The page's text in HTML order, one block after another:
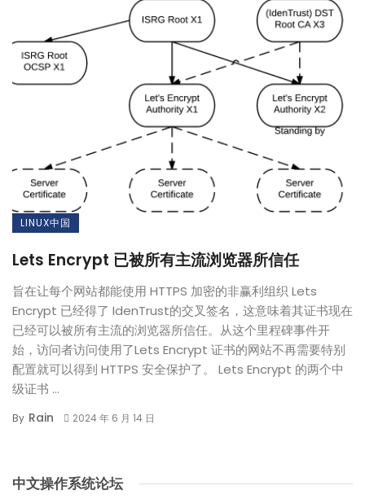
LINUX中国
Lets Encrypt 已被所有主流浏览器所信任
旨在让每个网站都能使用 HTTPS 加密的非赢利组织 Lets
Encrypt 已经得了 IdenTrust的交叉签名，这意味着其证书现在
已经可以被所有主流的浏览器所信任。从这个里程碑事件开
始，访问者访问使用了Lets Encrypt 证书的网站不再需要特别
配置就可以得到 HTTPS 安全保护了。 Lets Encrypt 的两个中
级证书 ...
By Rain 2024 年 6 月 14 日
中文操作系统论坛